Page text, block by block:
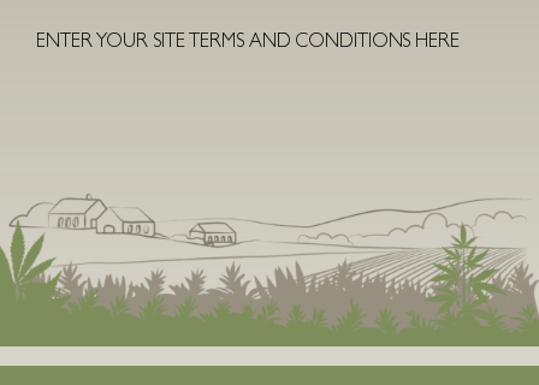
ENTER YOUR SITE TERMS AND CONDITIONS HERE